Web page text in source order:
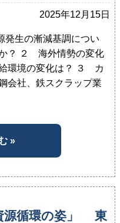
2025年12月15日
生の漸減基調につい
？ ２ 海外情勢の変化
環境の変化は？ ３ カ
会社、鉄スクラップ業
»
源循環の姿」 東